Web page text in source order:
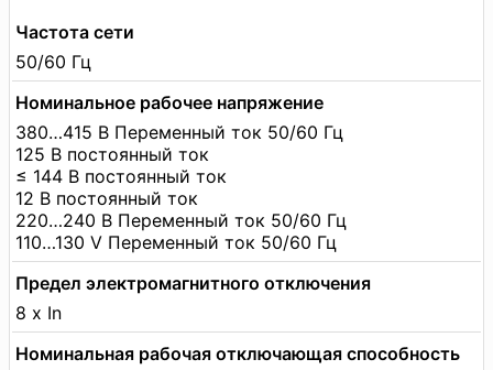
Частота сети
50/60 Гц
Номинальное рабочее напряжение
380…415 В Переменный ток 50/60 Гц
125 В постоянный ток
≤ 144 В постоянный ток
12 В постоянный ток
220…240 В Переменный ток 50/60 Гц
110…130 V Переменный ток 50/60 Гц
Предел электромагнитного отключения
8 x In
Номинальная рабочая отключающая способность